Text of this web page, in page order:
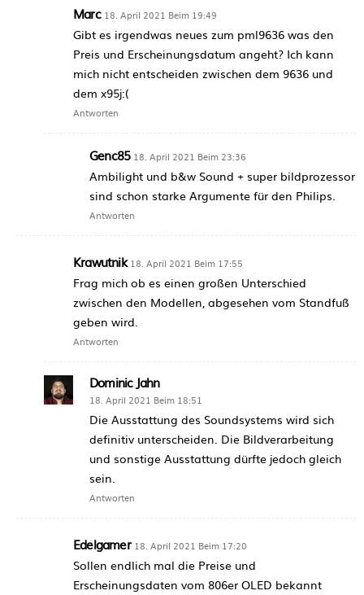
Marc 18. April 2021 Beim 19:49
Gibt es irgendwas neues zum pml9636 was den
Preis und Erscheinungsdatum angeht? Ich kann
mich nicht entscheiden zwischen dem 9636 und
dem x95j:(
Antworten
Genc85 18. April 2021 Beim 23:36
Ambilight und b&w Sound + super bildprozessor
sind schon starke Argumente für den Philips.
Antworten
Krawutnik 18. April 2021 Beim 17:55
Frag mich ob es einen großen Unterschied
zwischen den Modellen, abgesehen vom Standfuß
geben wird.
Antworten
Dominic Jahn
18. April 2021 Beim 18:51
Die Ausstattung des Soundsystems wird sich
definitiv unterscheiden. Die Bildverarbeitung
und sonstige Ausstattung dürfte jedoch gleich
sein.
Antworten
Edelgamer 18. April 2021 Beim 17:20
Sollen endlich mal die Preise und
Erscheinungsdaten vom 806er OLED bekannt